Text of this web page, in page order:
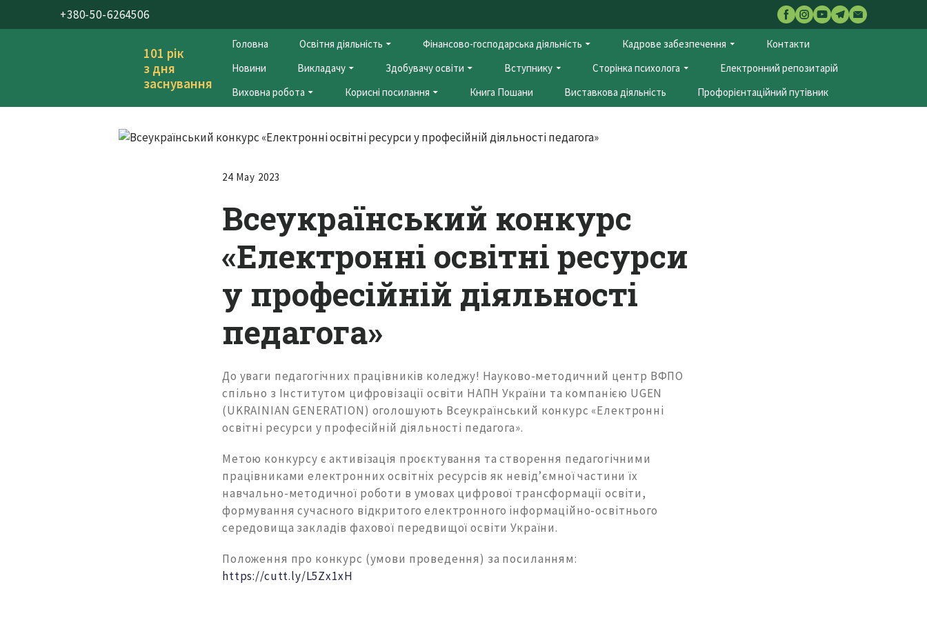
+380-50-6264506
101 рік
з дня
заснування
Головна Освітня діяльність Фінансово-господарська діяльність Кадрове забезпечення
Контакти
Новини
Викладачу Здобувачу освіти Вступнику Сторінка психолога
Електронний репозитарій
Виховна робота
Корисні посилання Книга Пошани Виставкова діяльність Профорієнтаційний путівник
24 May 2023
Всеукраїнський конкурс
«Електронні освітні ресурси
у професійній діяльності
педагога»
До уваги педагогічних працівників коледжу! Науково-методичний центр ВФПО
спільно з Інститутом цифровізації освіти НАПН України та компанією UGEN
(UKRAINIAN GENERATION) оголошують Всеукраїнський конкурс «Електронні
освітні ресурси у професійній діяльності педагога».
Метою конкурсу є активізація проєктування та створення педагогічними
працівниками електронних освітніх ресурсів як невід’ємної частини їх
навчально-методичної роботи в умовах цифрової трансформації освіти,
формування сучасного відкритого електронного інформаційно-освітнього
середовища закладів фахової передвищої освіти України.
Положення про конкурс (умови проведення) за посиланням:
https://cutt.ly/L5Zx1xH